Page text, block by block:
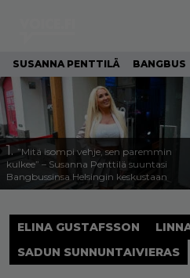
SUSANNA PENTTILÄ BANGBUS
1.”Mitä isompi vehje, sen paremmin
kulkee” – Susanna Penttilä suuntasi
Bangbussinsa Helsingin keskustaan
ELINA GUSTAFSSON
SADUN SUNNUNTAIVIERAS